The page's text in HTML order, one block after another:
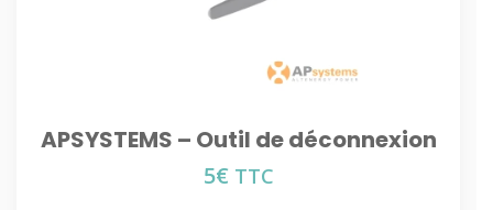
APSYSTEMS – Outil de déconnexion
5€ TTC